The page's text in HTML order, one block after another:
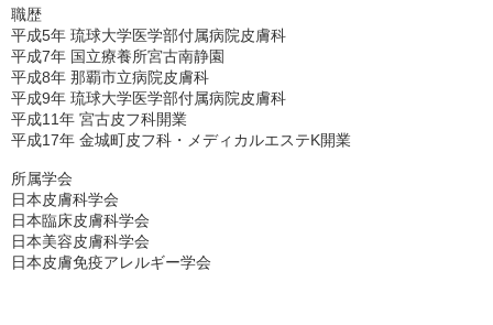
職歴
平成5年 琉球大学医学部付属病院皮膚科
平成7年 国立療養所宮古南静園
平成8年 那覇市立病院皮膚科
平成9年 琉球大学医学部付属病院皮膚科
平成11年 宮古皮フ科開業
平成17年 金城町皮フ科・メディカルエステK開業
所属学会
日本皮膚科学会
日本臨床皮膚科学会
日本美容皮膚科学会
日本皮膚免疫アレルギー学会